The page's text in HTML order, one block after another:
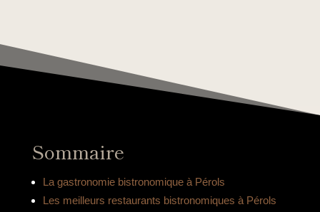
Sommaire
La gastronomie bistronomique à Pérols
Les meilleurs restaurants bistronomiques à Pérols